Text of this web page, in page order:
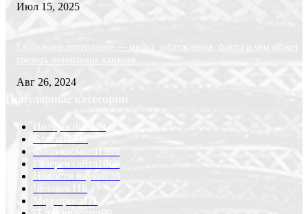
Июл 15, 2025
Глобальное потепление — мифы, заблуждения, факты и чем может
грозить потепление климата
Авг 26, 2024
Популярные категории
Интересно
Статьи
Фото космоса
1999
Галерея сайта 1068
Новости науки
Человек
Медицина